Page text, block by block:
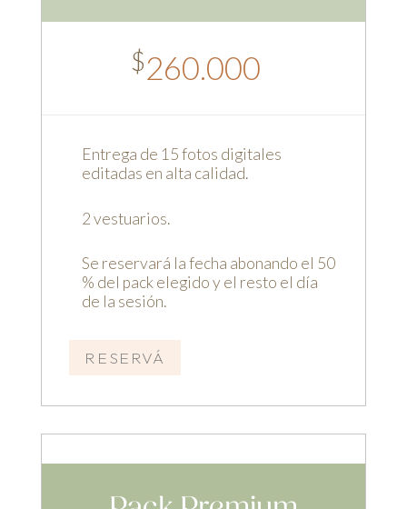
$260.000
Entrega de 15 fotos digitales
editadas en alta calidad.
2 vestuarios.
Se reservará la fecha abonando el 50
% del pack elegido y el resto el día
de la sesión.
RESERVÁ